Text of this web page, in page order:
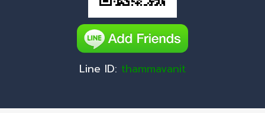
Line ID: thammavanit